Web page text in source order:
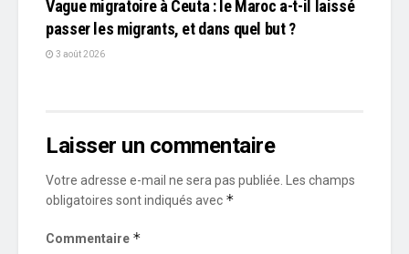
Vague migratoire à Ceuta : le Maroc a-t-il laissé
passer les migrants, et dans quel but ?
3 août 2026
Laisser un commentaire
Votre adresse e-mail ne sera pas publiée.
Les champs
obligatoires sont indiqués avec *
Commentaire *